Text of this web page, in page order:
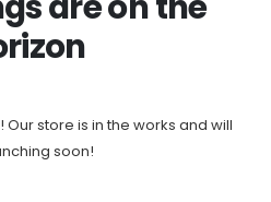
store is in the works and will
soon!